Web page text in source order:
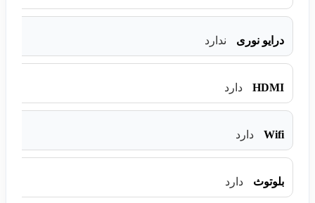
درایو نوری ندارد
HDMI دارد
Wifi دارد
بلوتوث دارد